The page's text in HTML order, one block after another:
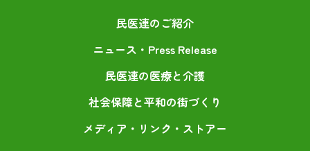
民医連のご紹介
ニュース・Press Release
民医連の医療と介護
社会保障と平和の街づくり
メディア・リンク・ストアー